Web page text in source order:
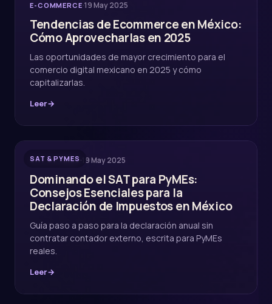
E-COMMERCE·19 May 2025
Tendencias de Ecommerce en México:
Cómo Aprovecharlas en 2025
Las oportunidades de mayor crecimiento para el
comercio digital mexicano en 2025 y cómo
capitalizarlas.
Leer→
SAT & PYMES
SAT & PYMES · 19 May 2025
Dominando el SAT para PyMEs:
Consejos Esenciales para la
Declaración de Impuestos en México
Guía paso a paso para la declaración anual sin
contratar contador externo, escrita para PyMEs
reales.
Leer→